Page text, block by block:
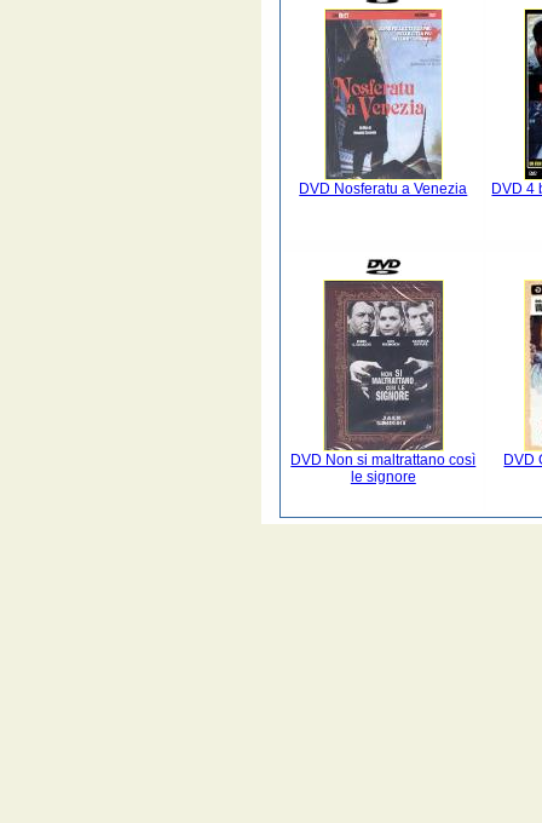
DVD Nosferatu a Venezia DVD 4
DVD Non si maltrattano così
le signore
DVD